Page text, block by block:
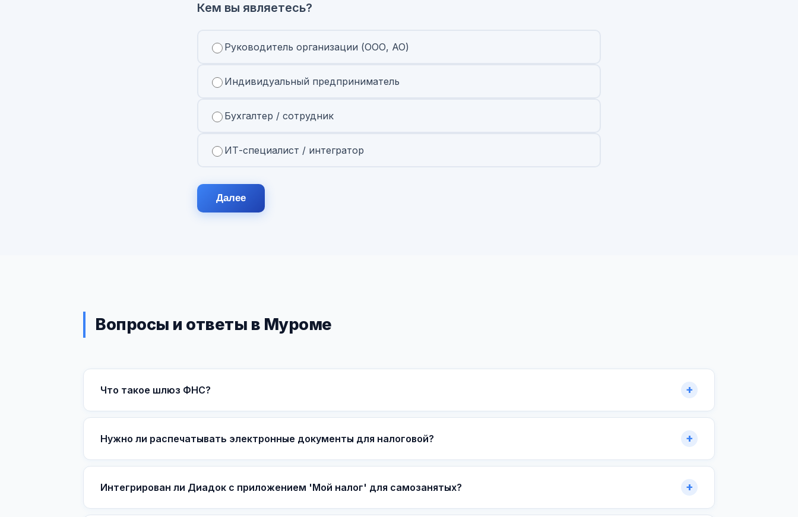
Кем вы являетесь?
Руководитель организации (ООО, АО)
Индивидуальный предприниматель
Бухгалтер / сотрудник
ИТ-специалист / интегратор
Далее
Вопросы и ответы в Муроме
Что такое шлюз ФНС?
Нужно ли распечатывать электронные документы для налоговой?
Интегрирован ли Диадок с приложением 'Мой налог' для самозанятых?